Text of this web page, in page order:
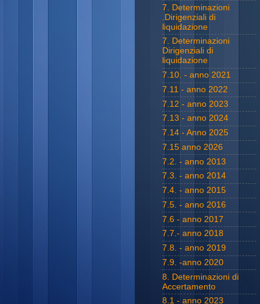
7. Determinazioni
.Dirigenziali di
liquidazione
7. Determinazioni
Dirigenziali di
liquidazione
7.10. - anno 2021
7.11 - anno 2022
7.12 - anno 2023
7.13 - anno 2024
7.14 - Anno 2025
7.15 anno 2026
7.2. - anno 2013
7.3. - anno 2014
7.4. - anno 2015
7.5. - anno 2016
7.6 - anno 2017
7.7.- anno 2018
7.8. - anno 2019
7.9. -anno 2020
8. Determinazioni di
Accertamento
8.1 - anno 2023